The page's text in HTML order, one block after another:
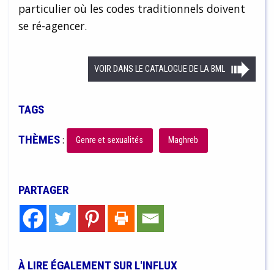
particulier où les codes traditionnels doivent
se ré-agencer.
VOIR DANS LE CATALOGUE DE LA BML
TAGS
THÈMES: Genre et sexualités Maghreb
PARTAGER
À LIRE ÉGALEMENT SUR L'INFLUX